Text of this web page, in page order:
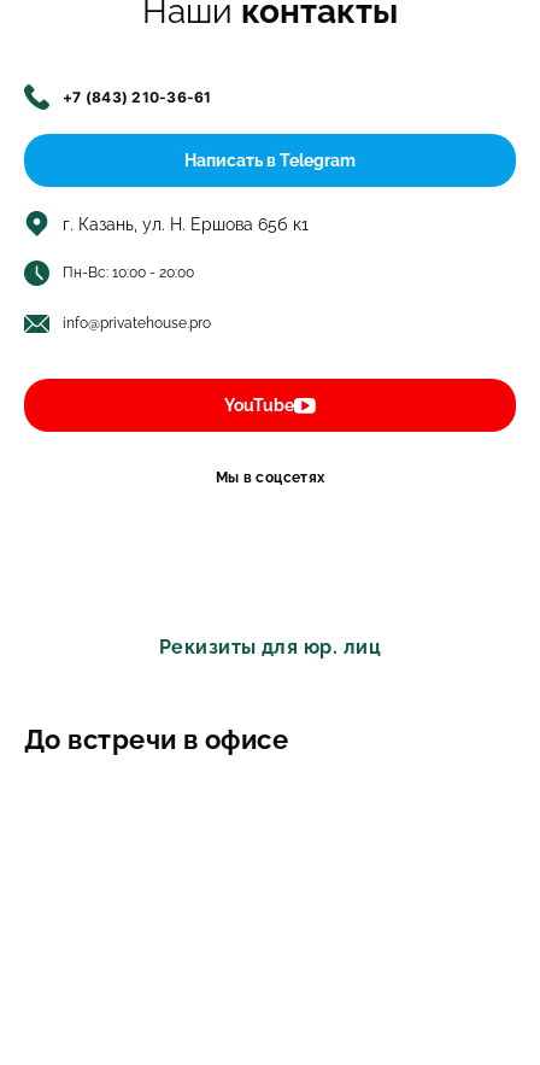
Наши контакты
+7 (843) 210-36-61
Написать в Telegram
г. Казань, ул. Н. Ершова 65б к1
Пн-Вс: 10:00 - 20:00
info@privatehouse.pro
YouTube
Мы в соцсетях
Рекизиты для юр. лиц
До встречи в офисе